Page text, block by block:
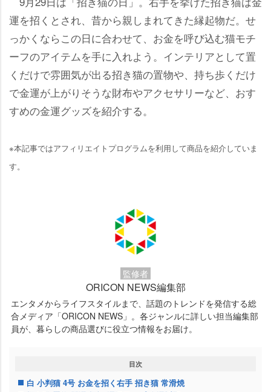
運を招くとされ、昔から親しまれてきた縁起物だ。せ
っかくならこの日に合わせて、お金を呼び込む猫モチ
ーフのアイテムを手に入れよう。インテリアとして置
くだけで雰囲気が出る招き猫の置物や、持ち歩くだけ
で金運が上がりそうな財布やアクセサリーなど、おす
すめの金運グッズを紹介する。
※本記事ではアフィリエイトプログラムを利用して商品を紹介していま
す。
監修者
ORICON NEWS編集部
エンタメからライフスタイルまで、話題のトレンドを発信する総
合メディア「ORICON NEWS」。各ジャンルに詳しい担当編集部
員が、暮らしの商品選びに役立つ情報をお届け。
目次
白 小判猫 4号 お金を招く右手 招き猫 常滑焼